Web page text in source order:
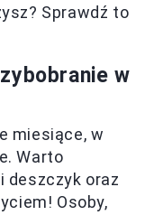
Sprawdź to
w
miesiące, w
Warto
deszczyk oraz
Osoby,